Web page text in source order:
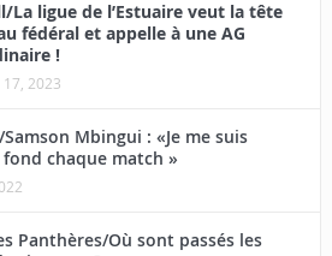
La ligue de l’Estuaire veut la tête
fédéral et appelle à une AG
!
2023
Mbingui : «Je me suis
chaque match »
Panthères/Où sont passés les